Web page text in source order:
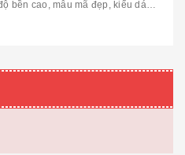
bền cao, mẫu mã đẹp, kiểu dáng